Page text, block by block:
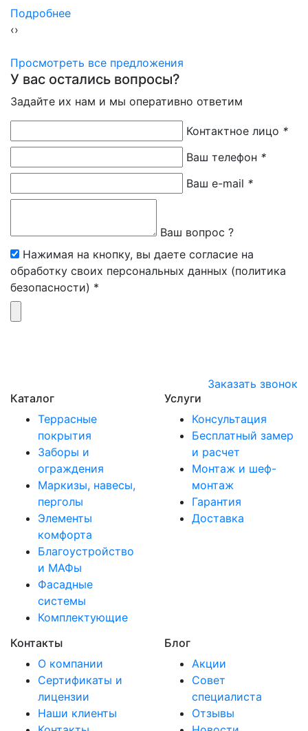
‹›
Просмотреть все предложения
У вас остались вопросы?
Задайте их нам и мы оперативно ответим
Контактное лицо *
Ваш телефон *
Ваш e-mail *
Ваш вопрос ?
Нажимая на кнопку, вы даете согласие на
обработку своих персональных данных (политика
безопасности) *
Заказать звонок
Каталог
Террасные
покрытия
Заборы и
ограждения
Маркизы, навесы,
перголы
Элементы
комфорта
Благоустройство
и МАФы
Фасадные
системы
Комплектующие
Услуги
Консультация
Бесплатный замер
и расчет
Монтаж и шеф-
монтаж
Гарантия
Доставка
Контакты
О компании
Сертификаты и
лицензии
Наши клиенты
Блог
Акции
Совет
специалиста
Отзывы